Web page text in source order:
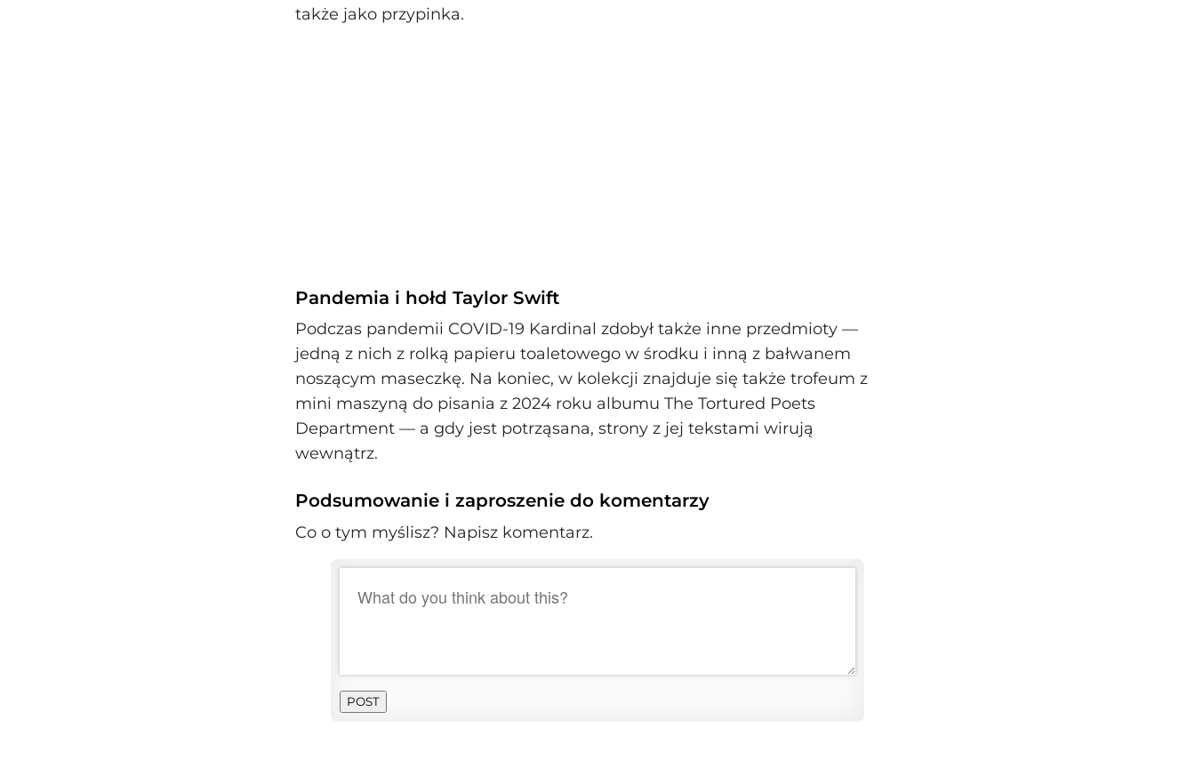
także jako przypinka.
Pandemia i hołd Taylor Swift
Podczas pandemii COVID-19 Kardinal zdobył także inne przedmioty —
jedną z nich z rolką papieru toaletowego w środku i inną z bałwanem
noszącym maseczkę. Na koniec, w kolekcji znajduje się także trofeum z
mini maszyną do pisania z 2024 roku albumu The Tortured Poets
Department — a gdy jest potrząsana, strony z jej tekstami wirują
wewnątrz.
Podsumowanie i zaproszenie do komentarzy
Co o tym myślisz? Napisz komentarz.
POST